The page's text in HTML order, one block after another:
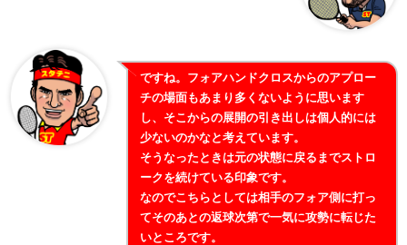
ですね。フォアハンドクロスからのアプロー
チの場面もあまり多くないように思います
し、そこからの展開の引き出しは個人的には
少ないのかなと考えています。
そうなったときは元の状態に戻るまでストロ
ークを続けている印象です。
なのでこちらとしては相手のフォア側に打っ
てそのあとの返球次第で一気に攻勢に転じた
いところです。